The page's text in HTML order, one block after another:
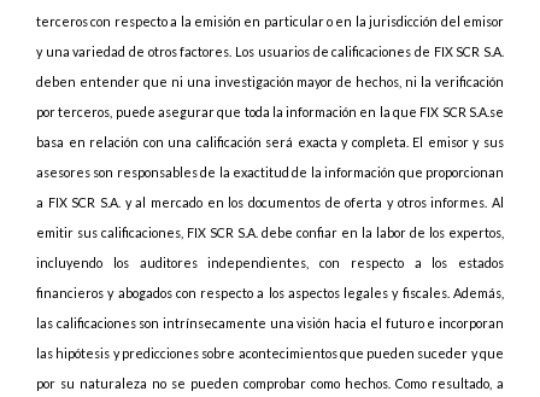
terceros con respecto a la emisión en particular o en la jurisdicción del emisor
y una variedad de otros factores. Los usuarios de calificaciones de FIX SCR S.A.
deben entender que ni una investigación mayor de hechos, ni la verificación
por terceros, puede asegurar que toda la información en la que FIX SCR S.A.se
basa en relación con una calificación será exacta y completa. El emisor y sus
asesores son responsables de la exactitud de la información que proporcionan
a FIX SCR S.A. y al mercado en los documentos de oferta y otros informes. Al
emitir sus calificaciones, FIX SCR S.A. debe confiar en la labor de los expertos,
incluyendo los auditores independientes, con respecto a los estados
financieros y abogados con respecto a los aspectos legales y fiscales. Además,
las calificaciones son intrínsecamente una visión hacia el futuro e incorporan
las hipótesis y predicciones sobre acontecimientos que pueden suceder y que
por su naturaleza no se pueden comprobar como hechos. Como resultado, a